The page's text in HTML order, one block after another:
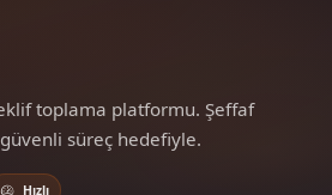
toplama platformu. Şeffaf
süreç hedefiyle.
Hızlı